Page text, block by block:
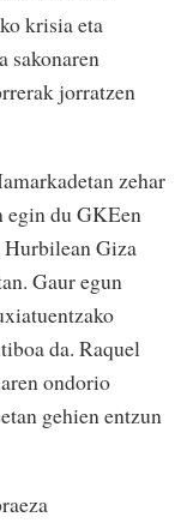
krisia eta
sakonaren
jorratzen
zehar
du GKEen
Hurbilean Giza
Gaur egun
da. Raquel
ondorio
gehien entzun